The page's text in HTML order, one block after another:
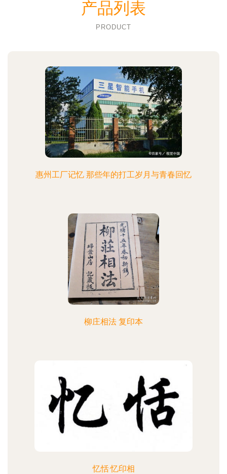
产品列表
PRODUCT
惠州工厂记忆 那些年的打工岁月与青春回忆
柳庄相法 复印本
忆恬·忆印相